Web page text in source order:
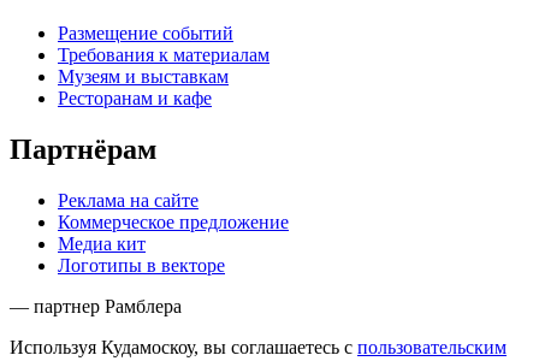
Размещение событий
Требования к материалам
Музеям и выставкам
Ресторанам и кафе
Партнёрам
Реклама на сайте
Коммерческое предложение
Медиа кит
Логотипы в векторе
— партнер Рамблера
Используя Кудамоскоу, вы соглашаетесь с пользовательским